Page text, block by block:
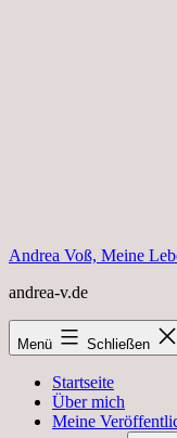
Andrea Voß, Meine
andrea-v.de
Menü Schließen
Startseite
Über mich
Meine